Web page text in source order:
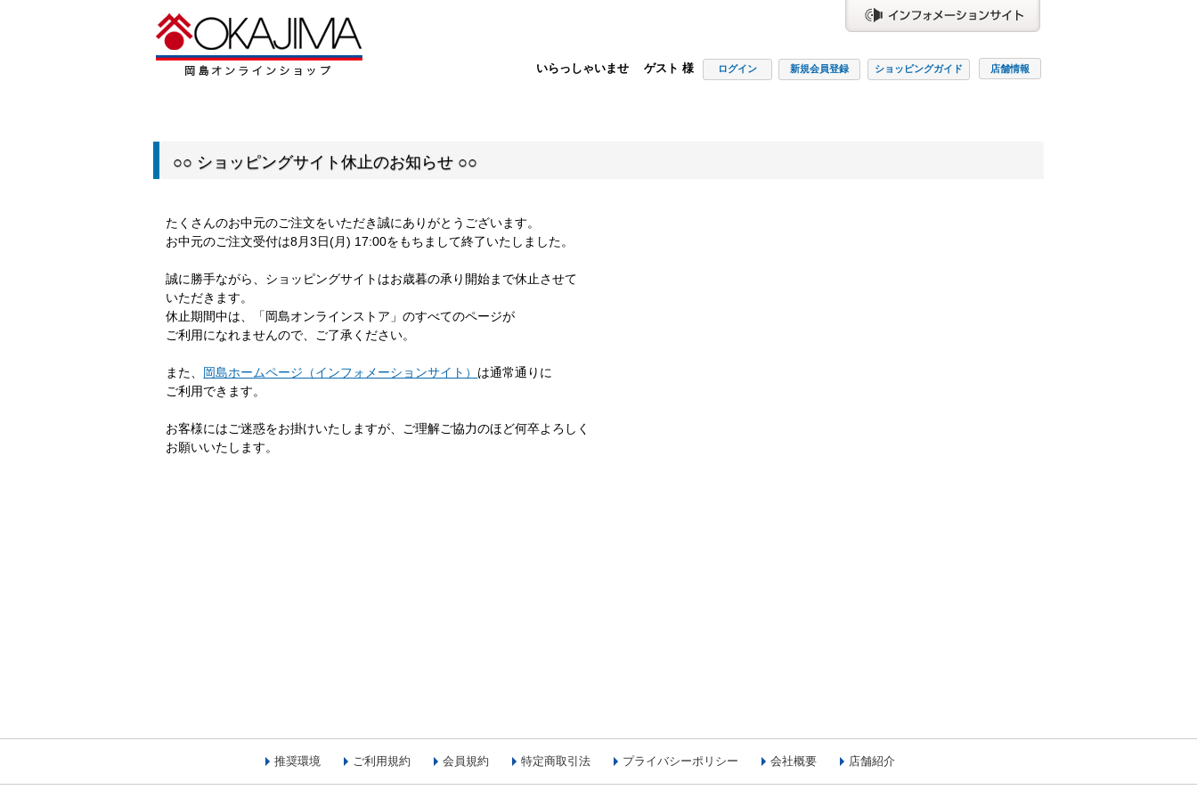
いらっしゃいませ ゲスト 様 ログイン 新規会員登録 ショッピングガイド 店舗情報
○○ ショッピングサイト休止のお知らせ ○○
たくさんのお中元のご注文をいただき誠にありがとうございます。
お中元のご注文受付は8月3日(月) 17:00をもちまして終了いたしました。
誠に勝手ながら、ショッピングサイトはお歳暮の承り開始まで休止させて
いただきます。
休止期間中は、「岡島オンラインストア」のすべてのページが
ご利用になれませんので、ご了承ください。
また、 岡島ホームページ（インフォメーションサイト） は通常通りに
ご利用できます。
お客様にはご迷惑をお掛けいたしますが、ご理解ご協力のほど何卒よろしく
お願いいたします。
推奨環境 ご利用規約 会員規約 特定商取引法 プライバシーポリシー 会社概要 店舗紹介